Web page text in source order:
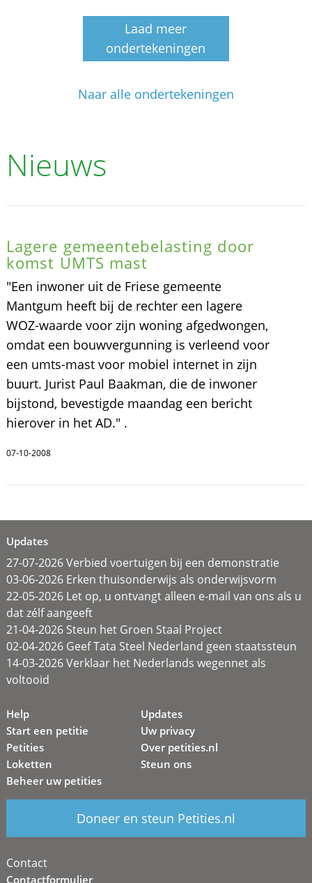
Laad meer
ondertekeningen
Naar alle ondertekeningen
Nieuws
Lagere gemeentebelasting door
komst UMTS mast
"Een inwoner uit de Friese gemeente
Mantgum heeft bij de rechter een lagere
WOZ-waarde voor zijn woning afgedwongen,
omdat een bouwvergunning is verleend voor
een umts-mast voor mobiel internet in zijn
buurt. Jurist Paul Baakman, die de inwoner
bijstond, bevestigde maandag een bericht
hierover in het AD." .
07-10-2008
Updates
27-07-2026 Verbied voertuigen bij een demonstratie
03-06-2026 Erken thuisonderwijs als onderwijsvorm
22-05-2026 Let op, u ontvangt alleen e-mail van ons als u
dat zélf aangeeft
21-04-2026 Steun het Groen Staal Project
02-04-2026 Geef Tata Steel Nederland geen staatssteun
14-03-2026 Verklaar het Nederlands wegennet als
voltooid
Help
Start een petitie
Petities
Loketten
Beheer uw petities
Updates
Uw privacy
Over petities.nl
Steun ons
Doneer en steun Petities.nl
Contact
Contactformulier